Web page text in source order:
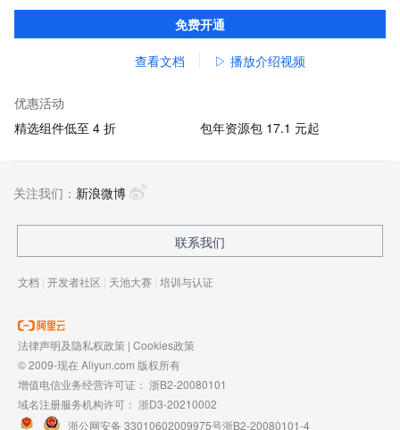
包，覆盖支付宝、淘宝、钉钉等应用。
免费开通
查看文档 ▷ 播放介绍视频
优惠活动
精选组件低至 4 折
包年资源包 17.1 元起
关注我们： 新浪微博
联系我们
文档 | 开发者社区 | 天池大赛 | 培训与认证
法律声明及隐私权政策 | Cookies政策
© 2009-现在 Aliyun.com 版权所有
增值电信业务经营许可证： 浙B2-20080101
域名注册服务机构许可： 浙D3-20210002
浙公网安备 33010602009975号浙B2-20080101-4